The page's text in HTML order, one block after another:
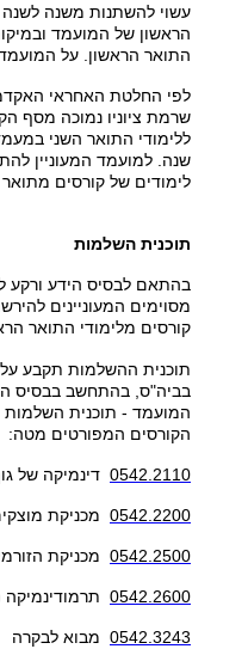
עשוי להשתנות משנה לשנה
הראשון של המועמד
התואר הראשון. על
לפי החלטת האחראי
ללימודי התואר השני
שנה. למועמד המעוניין
לימודים של קורסים
​תוכנית השלמות
בהתאם לבסיס הידע ורקע
מסוימים המעוניינים
קורסים מלימודי התואר
תוכנית ההשלמות תקבע
בביה"ס, בהתחשב בבסיס
המועמד - תוכנית
הקורסים המפורטים מטה:
0542.2110 דינמיקה של
0542.2200 מכניקת
0542.2500 מכניקת
0542.2600 תרמודינמיקה
0542.3243 מבוא לבקרה